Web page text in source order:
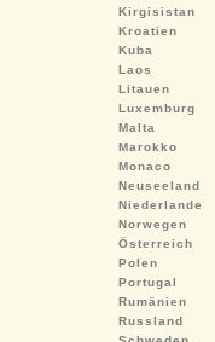
Kirgisistan
Kroatien
Kuba
Laos
Litauen
Luxemburg
Malta
Marokko
Monaco
Neuseeland
Niederlande
Norwegen
Österreich
Polen
Portugal
Rumänien
Russland